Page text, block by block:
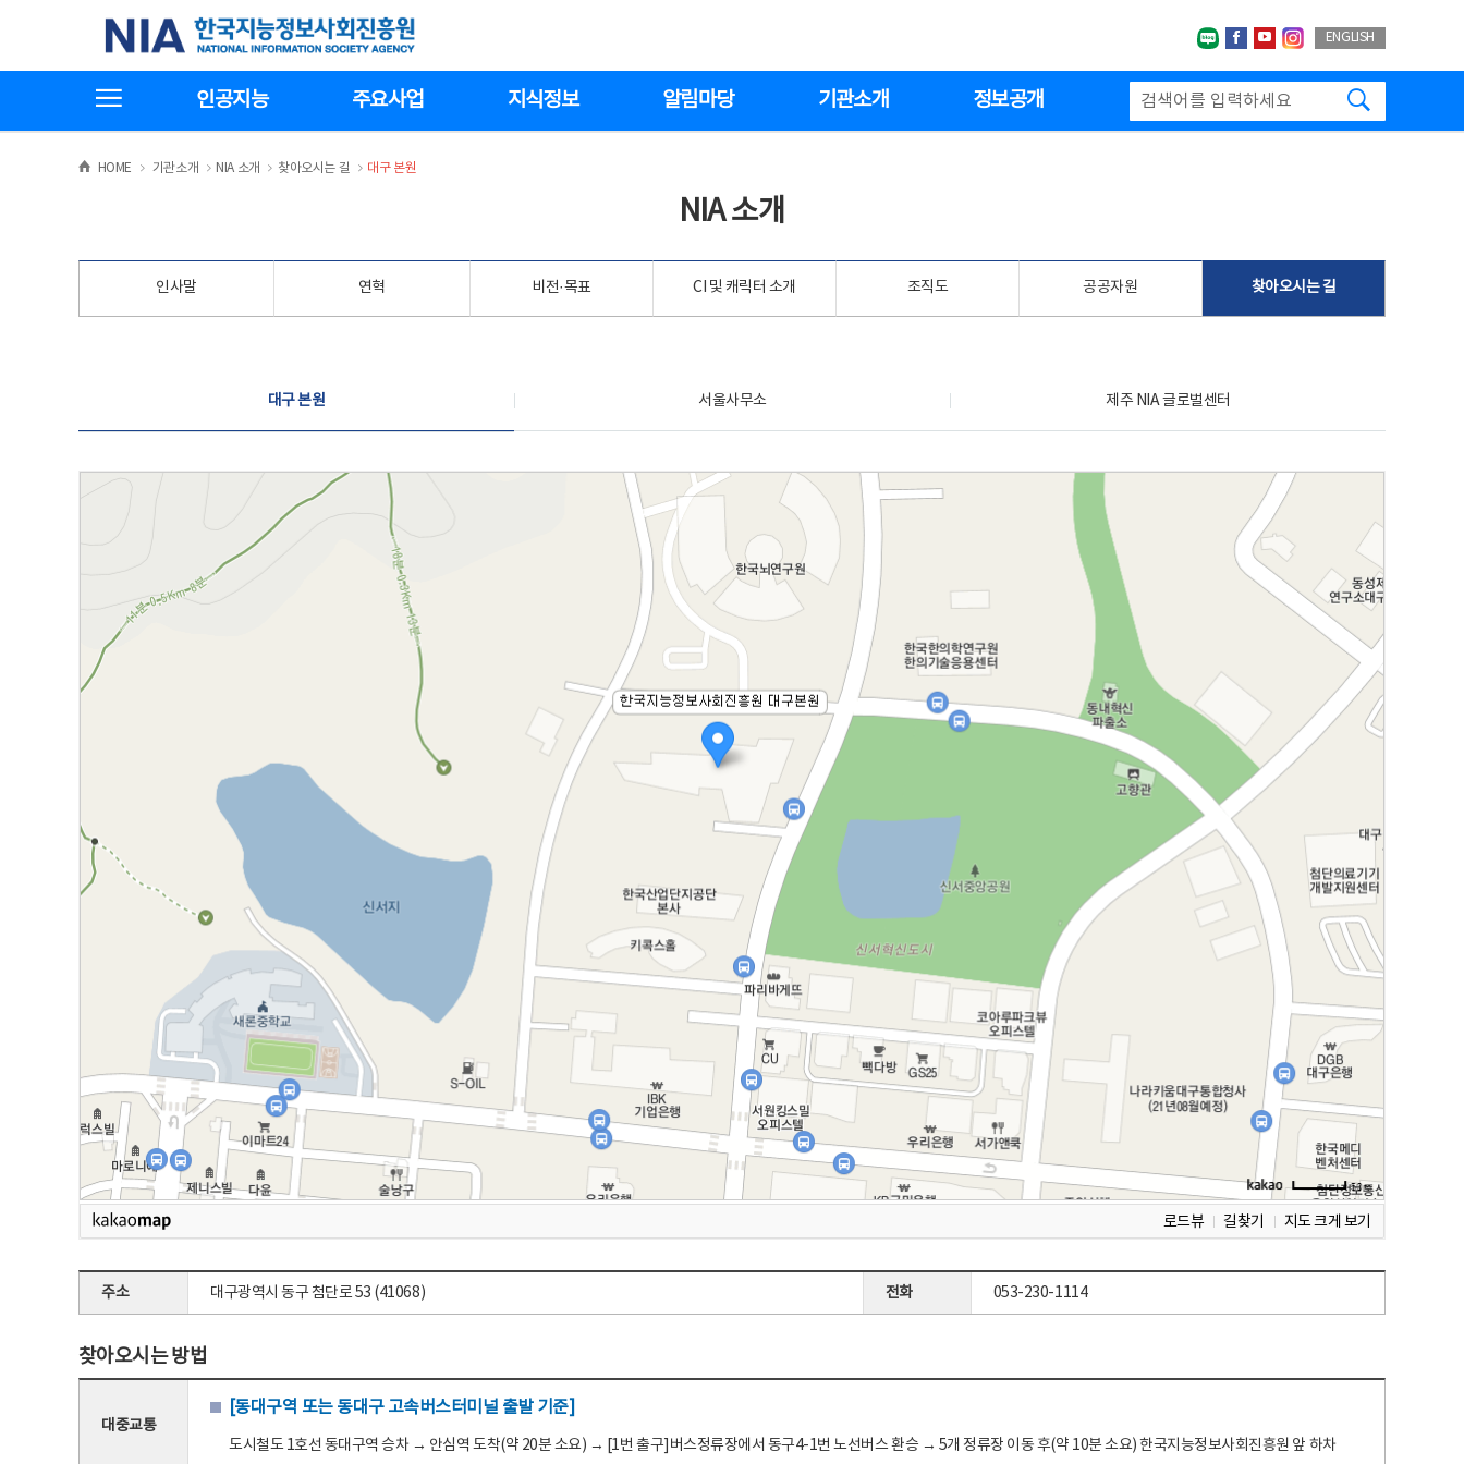
기
한국지능정보사회진흥원
네이버블로그
페이스북
유투브인스타그랩
ENGLISH
인공지능 주요사업 지식정보 알림마당 기관소개 정보공개
HOME >
기관소개 >NIA 소개 >
찾아오시는 길 >
대구 본원
NIA 소개
인사말 연혁 비전·목표 CI 및 캐릭터 소개 조직도 공공자원 찾아오시는 길
대구 본원 서울사무소 제주 NIA 글로벌센터
로드뷰 길찾기 지도 크게 보기
주소 대구광역시 동구 첨단로 53 (41068) 전화 053-230-1114
찾아오시는 방법
대중교통
[동대구역 또는 동대구 고속버스터미널 출발 기준]
도시철도 1호선 동대구역 승차 → 안심역 도착(약 20분 소요) → [1번 출구]버스정류장에서 동구4-1번 노선버스 환승 → 5개 정류장 이동 후(약 10분 소요) 한국지능정보사회진흥원 앞 하차